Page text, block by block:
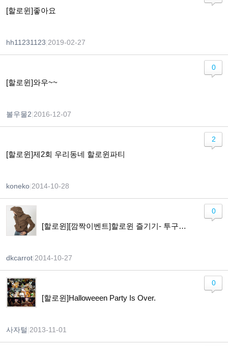
[할로윈]좋아요
hh11231123 2019-02-27
[할로윈]와우~~
볼우물2 2016-12-07
0
[할로윈]제2회 우리동네 할로윈파티
koneko 2014-10-28
2
[할로윈][깜짝이벤트]할로윈 즐기기- 투구와 갑옷 만들기
dkcarrot 2014-10-27
0
[할로윈]Halloweeen Party Is Over.
사자털 2013-11-01
0